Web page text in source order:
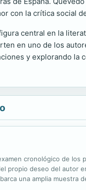
con la crítica social
central en la
en uno de los
y explorando la
cronológico de
propio deseo del autor
una amplia muestra